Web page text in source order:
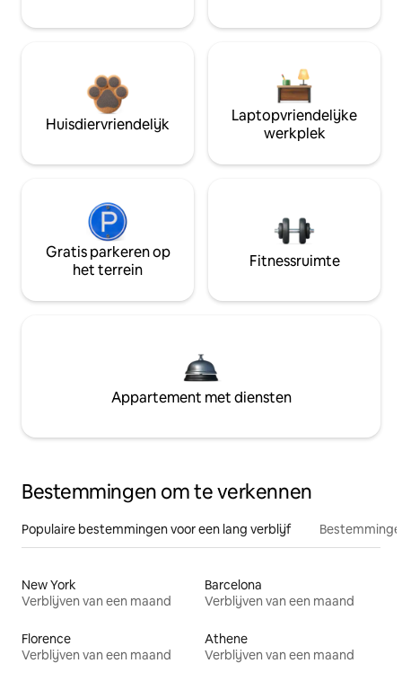
Huisdiervriendelijk
Laptopvriendelijke
werkplek
Gratis parkeren op
het terrein
Fitnessruimte
Appartement met diensten
Bestemmingen om te verkennen
Populaire bestemmingen voor een lang verblijf
New York
Verblijven van een maand
Barcelona
Verblijven van een maand
Florence
Verblijven van een maand
Athene
Verblijven van een maand